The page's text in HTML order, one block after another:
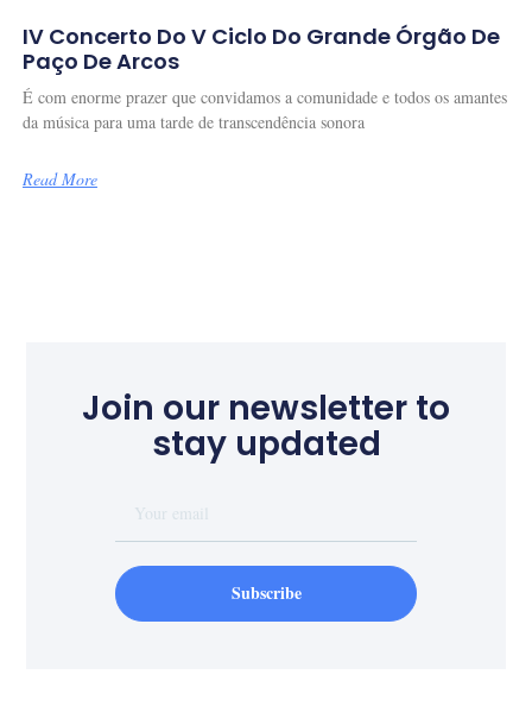
IV Concerto Do V Ciclo Do Grande Órgão De
Paço De Arcos
É com enorme prazer que convidamos a comunidade e todos os amantes
da música para uma tarde de transcendência sonora
Read More
Join our newsletter to
stay updated
Subscribe